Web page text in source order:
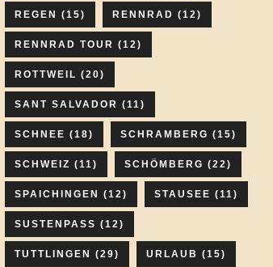
REGEN (15) RENNRAD (12)
RENNRAD TOUR (12)
ROTTWEIL (20)
SANT SALVADOR (11)
SCHNEE (18) SCHRAMBERG (15)
SCHWEIZ (11) SCHÖMBERG (22)
SPAICHINGEN (12) STAUSEE (11)
SUSTENPASS (12)
TUTTLINGEN (29) URLAUB (15)